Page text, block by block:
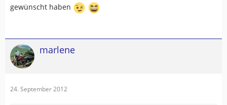
gewünscht haben
marlene
24. September 2012